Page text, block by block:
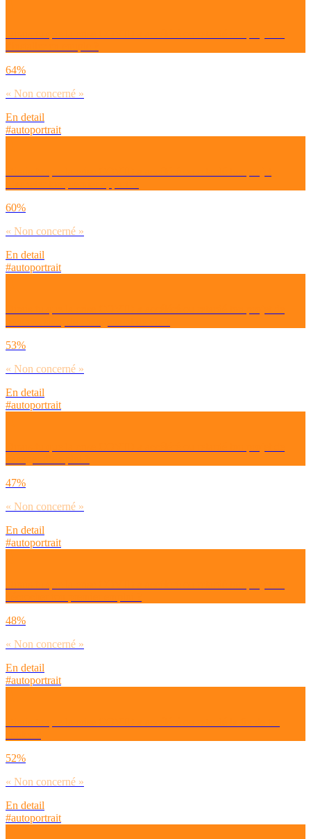
64%
« Non concerné »
En detail
#autoportrait
60%
« Non concerné »
En detail
#autoportrait
53%
« Non concerné »
En detail
#autoportrait
47%
« Non concerné »
En detail
#autoportrait
48%
« Non concerné »
En detail
#autoportrait
52%
« Non concerné »
En detail
#autoportrait